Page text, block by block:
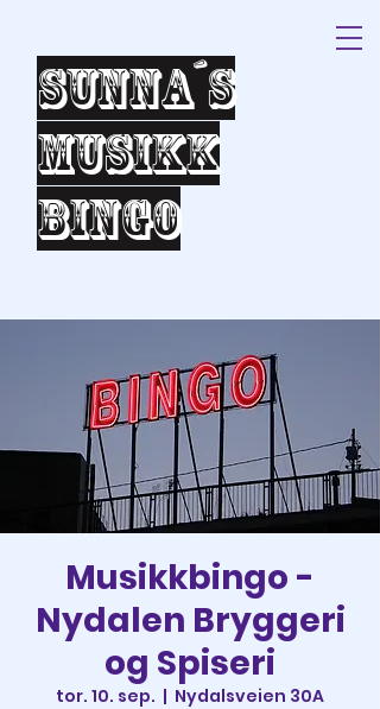
Sunna´s
Musikk
bingo
Musikkbingo -
Nydalen Bryggeri
og Spiseri
tor. 10. sep.
  |
Nydalsveien 30A